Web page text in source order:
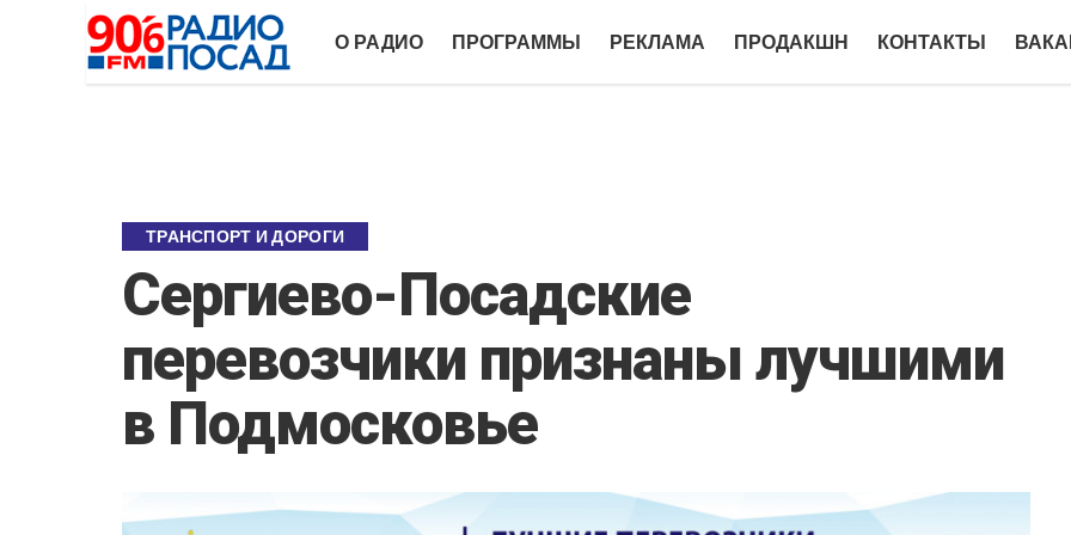
О РАДИО ПРОГРАММЫ РЕКЛАМА ПРОДАКШН КОНТАКТЫ
ТРАНСПОРТ И ДОРОГИ
Сергиево-Посадские
перевозчики признаны лучшими
в Подмосковье